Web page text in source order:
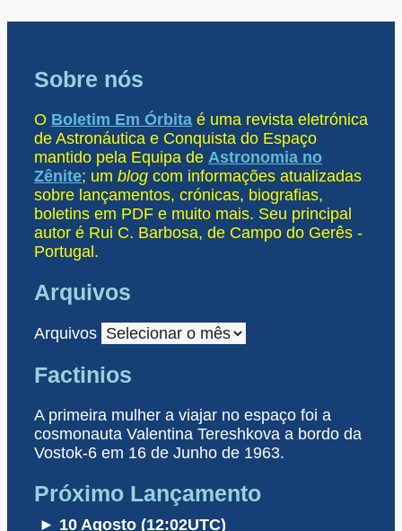
Sobre nós
O Boletim Em Órbita é uma revista eletrónica
de Astronáutica e Conquista do Espaço
mantido pela Equipa de Astronomia no
Zênite; um blog com informações atualizadas
sobre lançamentos, crónicas, biografias,
boletins em PDF e muito mais. Seu principal
autor é Rui C. Barbosa, de Campo do Gerês -
Portugal.
Arquivos
Arquivos
Factinios
A primeira mulher a viajar no espaço foi a
cosmonauta Valentina Tereshkova a bordo da
Vostok-6 em 16 de Junho de 1963.
Próximo Lançamento
► 10 Agosto (12:02UTC)